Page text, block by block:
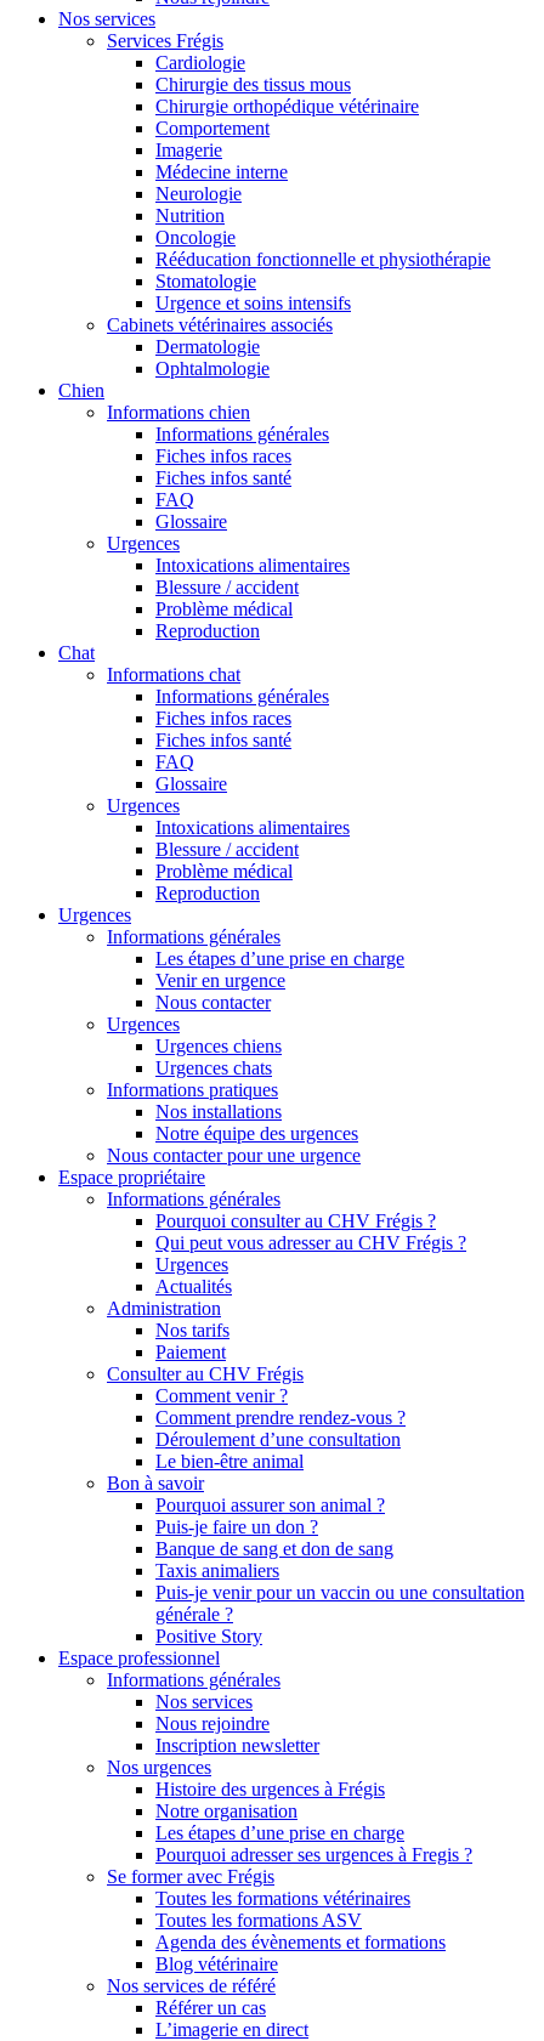
Nos services
Services Frégis
Cardiologie
Chirurgie des tissus mous
Chirurgie orthopédique vétérinaire
Comportement
Imagerie
Médecine interne
Neurologie
Nutrition
Oncologie
Rééducation fonctionnelle et physiothérapie
Stomatologie
Urgence et soins intensifs
Cabinets vétérinaires associés
Dermatologie
Ophtalmologie
Chien
Informations chien
Informations générales
Fiches infos races
Fiches infos santé
FAQ
Glossaire
Urgences
Intoxications alimentaires
Blessure / accident
Problème médical
Reproduction
Chat
Informations chat
Informations générales
Fiches infos races
Fiches infos santé
FAQ
Glossaire
Urgences
Intoxications alimentaires
Blessure / accident
Problème médical
Reproduction
Urgences
Informations générales
Les étapes d’une prise en charge
Venir en urgence
Nous contacter
Urgences
Urgences chiens
Urgences chats
Informations pratiques
Nos installations
Notre équipe des urgences
Nous contacter pour une urgence
Espace propriétaire
Informations générales
Pourquoi consulter au CHV Frégis ?
Qui peut vous adresser au CHV Frégis ?
Urgences
Actualités
Administration
Nos tarifs
Paiement
Consulter au CHV Frégis
Comment venir ?
Comment prendre rendez-vous ?
Déroulement d’une consultation
Le bien-être animal
Bon à savoir
Pourquoi assurer son animal ?
Puis-je faire un don ?
Banque de sang et don de sang
Taxis animaliers
Puis-je venir pour un vaccin ou une consultation
générale ?
Positive Story
Espace professionnel
Informations générales
Nos services
Nous rejoindre
Inscription newsletter
Nos urgences
Histoire des urgences à Frégis
Notre organisation
Les étapes d’une prise en charge
Pourquoi adresser ses urgences à Fregis ?
Se former avec Frégis
Toutes les formations vétérinaires
Toutes les formations ASV
Agenda des évènements et formations
Blog vétérinaire
Nos services de référé
Référer un cas
L’imagerie en direct